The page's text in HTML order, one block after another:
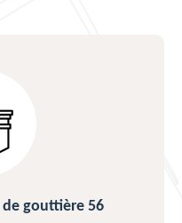
gouttière 56